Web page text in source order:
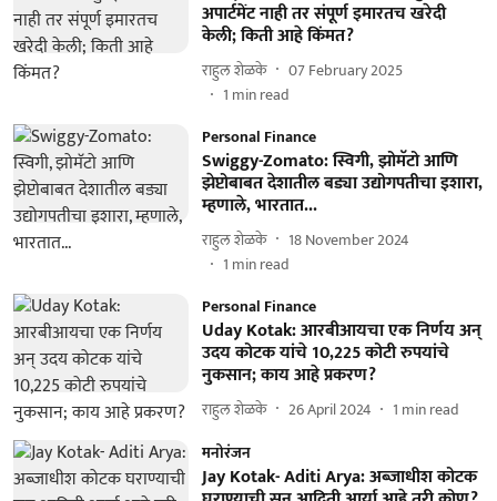
अपार्टमेंट नाही तर संपूर्ण इमारतच खरेदी
केली; किती आहे किंमत?
राहुल शेळके
07 February 2025
1 min read
Personal Finance
Swiggy-Zomato: स्विगी, झोमॅटो आणि
झेप्टोबाबत देशातील बड्या उद्योगपतीचा इशारा,
म्हणाले, भारतात...
राहुल शेळके
18 November 2024
1 min read
Personal Finance
Uday Kotak: आरबीआयचा एक निर्णय अन्
उदय कोटक यांचे 10,225 कोटी रुपयांचे
नुकसान; काय आहे प्रकरण?
राहुल शेळके 26 April 2024 1 min read
मनोरंजन
Jay Kotak- Aditi Arya: अब्जाधीश कोटक